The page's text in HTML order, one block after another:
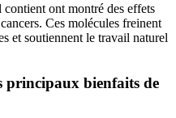
contient ont montré des effets
Ces molécules freinent
et soutiennent le travail naturel
principaux bienfaits de